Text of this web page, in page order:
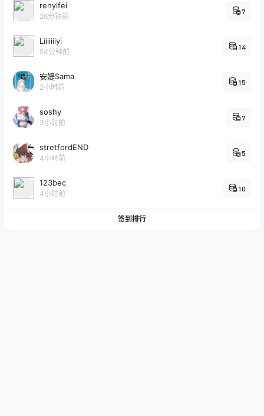
renyifei
26分钟前
7
Liiiiiiiyi
54分钟前
14
安媞Sama
2小时前
15
soshy
3小时前
7
stretfordEND
4小时前
5
123bec
4小时前
10
签到排行